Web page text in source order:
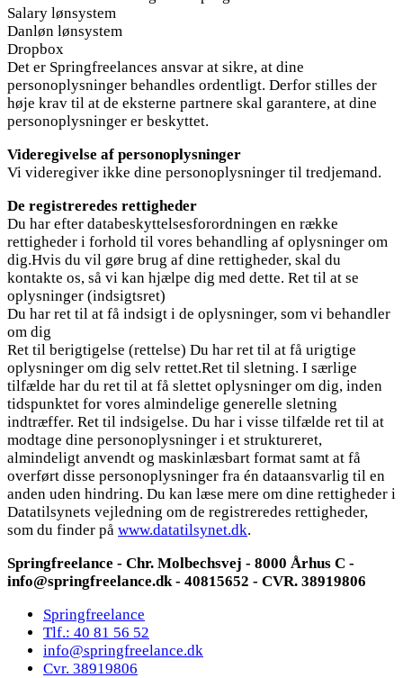
Salary lønsystem
Danløn lønsystem
Dropbox
Det er Springfreelances ansvar at sikre, at dine
personoplysninger behandles ordentligt. Derfor stilles der
høje krav til at de eksterne partnere skal garantere, at dine
personoplysninger er beskyttet.
Videregivelse af personoplysninger
Vi videregiver ikke dine personoplysninger til tredjemand.
De registreredes rettigheder
Du har efter databeskyttelsesforordningen en række
rettigheder i forhold til vores behandling af oplysninger om
dig.Hvis du vil gøre brug af dine rettigheder, skal du
kontakte os, så vi kan hjælpe dig med dette. Ret til at se
oplysninger (indsigtsret)
Du har ret til at få indsigt i de oplysninger, som vi behandler
om dig
Ret til berigtigelse (rettelse) Du har ret til at få urigtige
oplysninger om dig selv rettet.Ret til sletning. I særlige
tilfælde har du ret til at få slettet oplysninger om dig, inden
tidspunktet for vores almindelige generelle sletning
indtræffer. Ret til indsigelse. Du har i visse tilfælde ret til at
modtage dine personoplysninger i et struktureret,
almindeligt anvendt og maskinlæsbart format samt at få
overført disse personoplysninger fra én dataansvarlig til en
anden uden hindring. Du kan læse mere om dine rettigheder i
Datatilsynets vejledning om de registreredes rettigheder,
som du finder på www.datatilsynet.dk.
Springfreelance - Chr. Molbechsvej - 8000 Århus C -
info@springfreelance.dk - 40815652 - CVR. 38919806
Springfreelance
Tlf.: 40 81 56 52
info@springfreelance.dk
Cvr. 38919806